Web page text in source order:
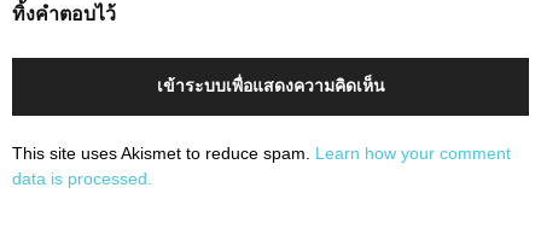
ทิ้งคำตอบไว้
เข้าระบบเพื่อแสดงความคิดเห็น
This site uses Akismet to reduce spam. Learn how your comment
data is processed.